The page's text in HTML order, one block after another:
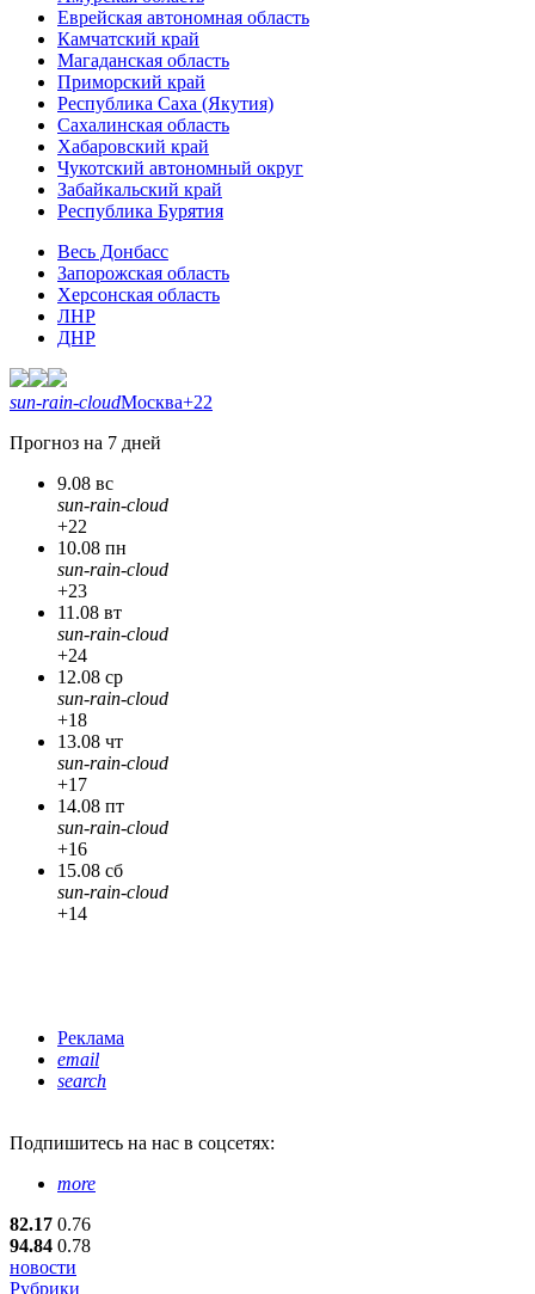
Еврейская автономная область
Камчатский край
Магаданская область
Приморский край
Республика Саха (Якутия)
Сахалинская область
Хабаровский край
Чукотский автономный округ
Забайкальский край
Республика Бурятия
Весь Донбасс
Запорожская область
Херсонская область
ЛНР
ДНР
sun-rain-cloudМосква+22
Прогноз на 7 дней
9.08 вс
sun-rain-cloud
+22
10.08 пн
sun-rain-cloud
+23
11.08 вт
sun-rain-cloud
+24
12.08 ср
sun-rain-cloud
+18
13.08 чт
sun-rain-cloud
+17
14.08 пт
sun-rain-cloud
+16
15.08 сб
sun-rain-cloud
+14
Реклама
email
search
Подпишитесь на нас в соцсетях:
more
82.17 0.76
94.84 0.78
новости
Рубрики